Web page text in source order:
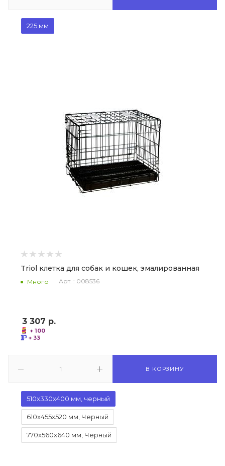
225 мм
Triol клетка для собак и кошек, эмалированная
Много Арт. : 008536
3 307 р.
+ 100
+ 33
В КОРЗИНУ
510x330x400 мм, черный
610x455x520 мм, Черный
770x560x640 мм, Черный